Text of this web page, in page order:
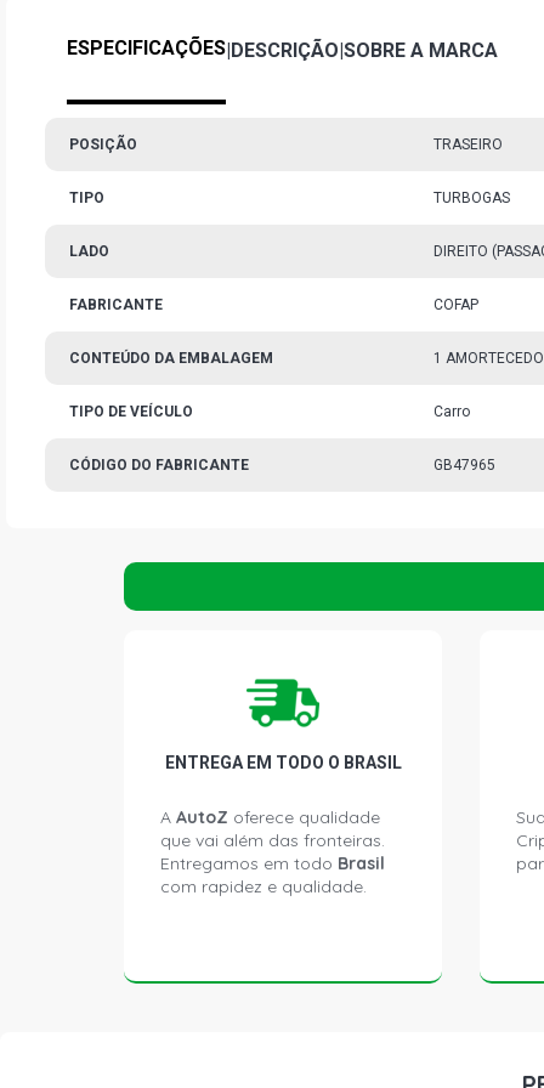
ESPECIFICAÇÕES|DESCRIÇÃO|SOBRE A MARCA
POSIÇÃO TRASEIRO
TIPO TURBOGAS
LADO DIREITO
FABRICANTE COFAP
CONTEÚDO DA EMBALAGEM 1
TIPO DE VEÍCULO Carro
CÓDIGO DO FABRICANTE GB47965
ENTREGA EM TODO O BRASIL
A AutoZ oferece qualidade
que vai além das fronteiras.
Entregamos em todo Brasil
com rapidez e qualidade.